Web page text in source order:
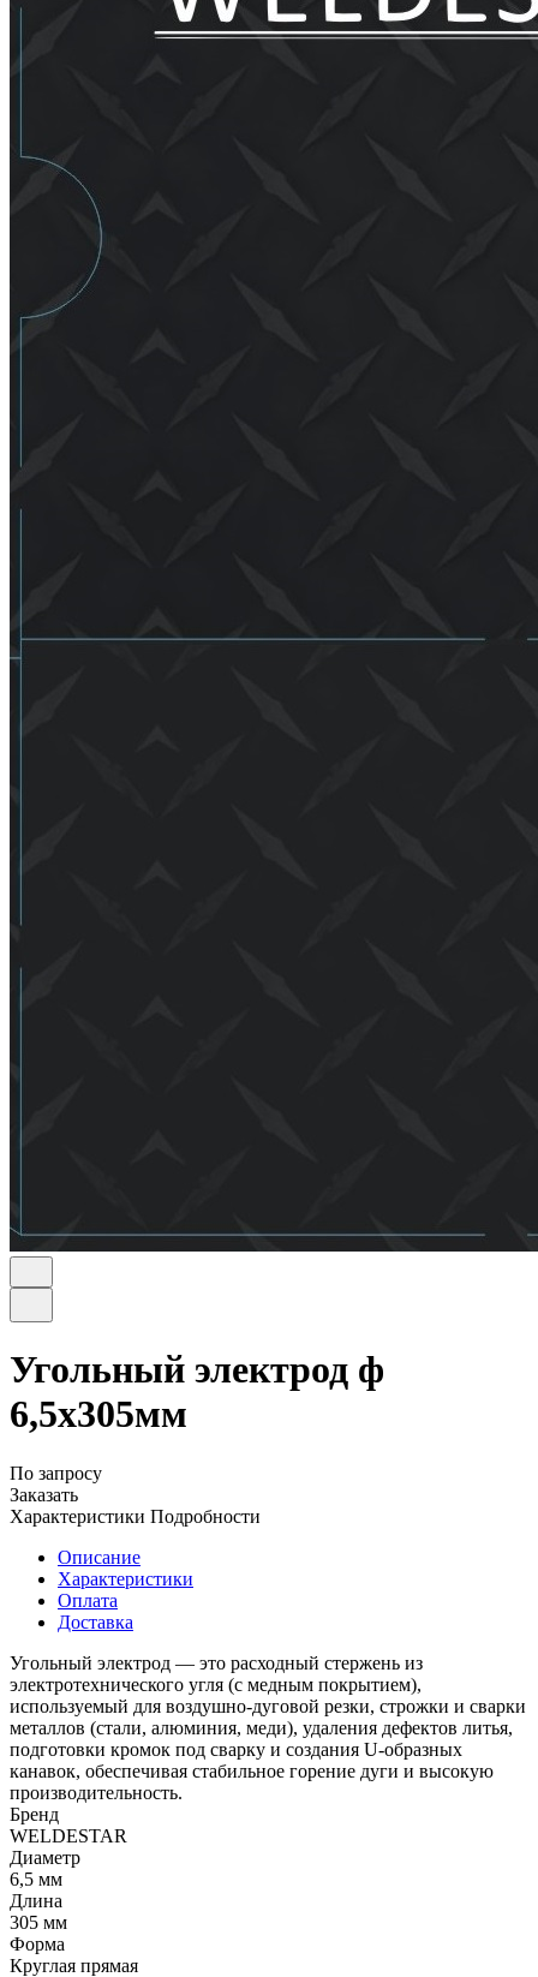
Угольный электрод ф
6,5х305мм
По запросу
Заказать
Характеристики Подробности
Описание
Характеристики
Оплата
Доставка
Угольный электрод — это расходный стержень из
электротехнического угля (с медным покрытием),
используемый для воздушно-дуговой резки, строжки и сварки
металлов (стали, алюминия, меди), удаления дефектов литья,
подготовки кромок под сварку и создания U-образных
канавок, обеспечивая стабильное горение дуги и высокую
производительность.
Бренд
WELDESTAR
Диаметр
6,5 мм
Длина
305 мм
Форма
Круглая прямая